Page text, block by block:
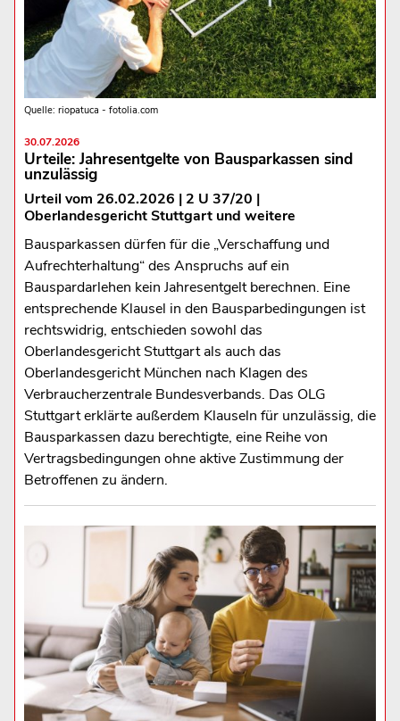
Quelle: riopatuca - fotolia.com
30.07.2026
Urteile: Jahresentgelte von Bausparkassen sind
unzulässig
Urteil vom 26.02.2026 | 2 U 37/20 |
Oberlandesgericht Stuttgart und weitere
Bausparkassen dürfen für die „Verschaffung und
Aufrechterhaltung“ des Anspruchs auf ein
Bauspardarlehen kein Jahresentgelt berechnen. Eine
entsprechende Klausel in den Bausparbedingungen ist
rechtswidrig, entschieden sowohl das
Oberlandesgericht Stuttgart als auch das
Oberlandesgericht München nach Klagen des
Verbraucherzentrale Bundesverbands. Das OLG
Stuttgart erklärte außerdem Klauseln für unzulässig, die
Bausparkassen dazu berechtigte, eine Reihe von
Vertragsbedingungen ohne aktive Zustimmung der
Betroffenen zu ändern.